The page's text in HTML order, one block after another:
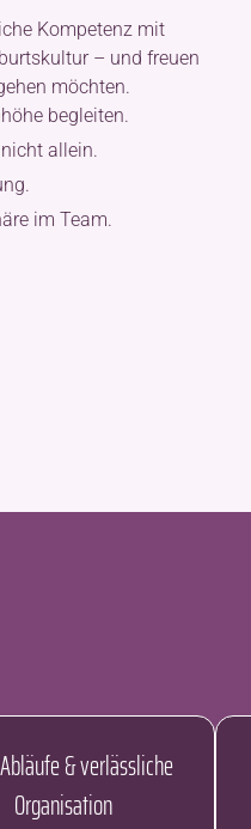
Kompetenz mit
– und freuen
möchten.
begleiten.
allein.
im Team.
& verlässliche
Organisation